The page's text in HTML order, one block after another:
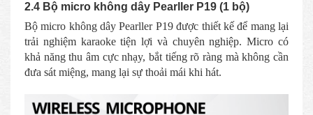
2.4 Bộ micro không dây Pearller P19 (1 bộ)
Bộ micro không dây Pearller P19 được thiết kế để mang lại
trải nghiệm karaoke tiện lợi và chuyên nghiệp. Micro có
khả năng thu âm cực nhạy, bắt tiếng rõ ràng mà không cần
đưa sát miệng, mang lại sự thoải mái khi hát.